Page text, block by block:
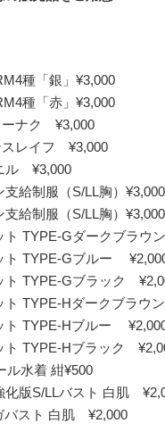
種「銀」¥3,000
種「赤」¥3,000
ナク ¥3,000
レイフ ¥3,000
ル ¥3,000
給制服（S/LL胸）¥3,000
給制服（S/LL胸）¥3,000
TYPE-Gダークブラウ
ト TYPE-Gブルー
ト TYPE-Gブラック
TYPE-Hダークブラウ
ト TYPE-Hブルー
ト TYPE-Hブラック
ル水着 紺¥500
化版S/LLバスト 白肌
バスト 白肌 ¥2,000